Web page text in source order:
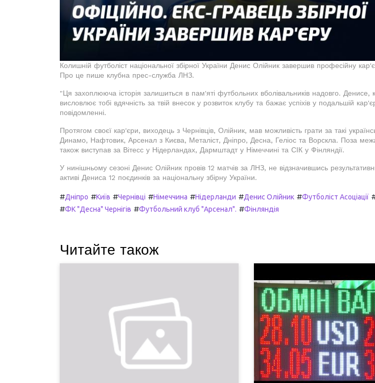
Колишній футболіст національної збірної України Денис Олійник завершив професійну
Про це пише клубна прес-служба ЛНЗ.
"Ця захоплююча історія залишиться в пам'яті футбольних вболівальників надовго.
висловлює тобі вдячність за твій внесок у розвиток клубу та бажає успіхів у подальшій
повідомленні.
Протягом своєї кар'єри, виходець з Чернівців, Олійник, мав можливість грати за такі
Динамо, Нафтовик, Арсенал з Києва, Металіст, Дніпро, Десна, Геліос та Ворскла. Поза
також виступав за Вітесс у Нідерландах, Дармштадт у Німеччині та СІК у Фінляндії.
У нинішньому сезоні Денис Олійник провів 12 матчів за ЛНЗ, не відзначившись
активі Дениса 12 поєдинків за національну збірну України.
#Дніпро #Київ #Чернівці #Німеччина #Нідерланди #Денис Олійник #Футболіст Асоціації
#ФК "Десна" Чернігів #Футбольний клуб "Арсенал". #Фінляндія
Читайте також